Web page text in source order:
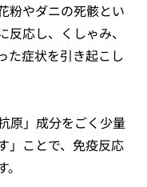
粉やダニの死骸とい
応し、くしゃみ、
た症状を引き起こし
原」成分をごく少量
」ことで、免疫反応